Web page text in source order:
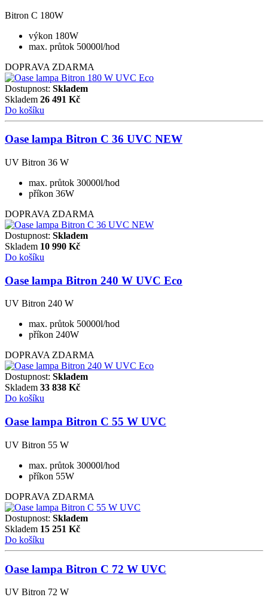
Bitron C 180W
výkon 180W
max. průtok 50000l/hod
DOPRAVA ZDARMA
Dostupnost: Skladem
Skladem 26 491 Kč
Do košíku
Oase lampa Bitron C 36 UVC NEW
UV Bitron 36 W
max. průtok 30000l/hod
příkon 36W
DOPRAVA ZDARMA
Dostupnost: Skladem
Skladem 10 990 Kč
Do košíku
Oase lampa Bitron 240 W UVC Eco
UV Bitron 240 W
max. průtok 50000l/hod
příkon 240W
DOPRAVA ZDARMA
Dostupnost: Skladem
Skladem 33 838 Kč
Do košíku
Oase lampa Bitron C 55 W UVC
UV Bitron 55 W
max. průtok 30000l/hod
příkon 55W
DOPRAVA ZDARMA
Dostupnost: Skladem
Skladem 15 251 Kč
Do košíku
Oase lampa Bitron C 72 W UVC
UV Bitron 72 W